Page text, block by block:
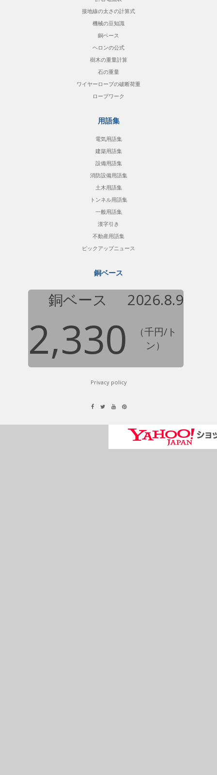
接地線の太さの計算式
機械の豆知識
銅ベース
ヘロンの公式
樹木の重量計算
石の重量
ワイヤーロープの破断荷重
ロープワーク
用語集
電気用語集
建築用語集
設備用語集
消防設備用語集
土木用語集
トンネル用語集
一般用語集
漢字引き
不動産用語集
ピックアップニュース
銅ベース
銅ベース 2026.8.9
2,330
（千円/ト
ン）
Privacy policy